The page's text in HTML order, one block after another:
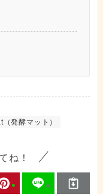
（発酵マット）
ね！